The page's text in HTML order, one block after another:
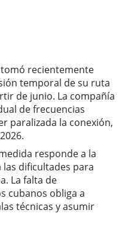
recientemente
temporal de su ruta
de junio. La compañía
de frecuencias
paralizada la conexión,
responde a la
dificultades para
La falta de
cubanos obliga a
técnicas y asumir